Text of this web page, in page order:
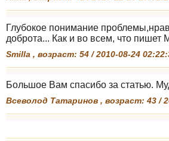
Глубокое понимание
доброта... Как и во всем, что пишет
Smilla , возраст: 54 / 2010-08-24
Большое Вам спасибо за статью.
Всеволод Татаринов , возраст: 43 /